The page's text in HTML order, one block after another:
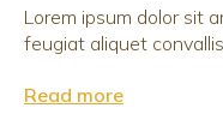
Lorem ipsum dolor sit
feugiat aliquet
Read more